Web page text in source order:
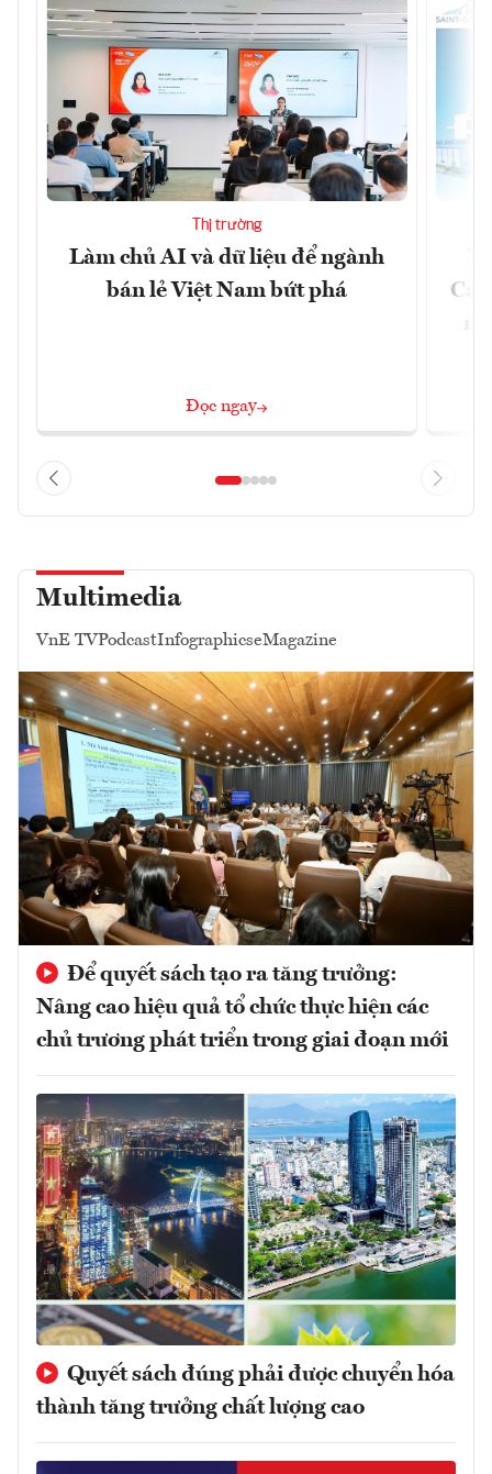
Thị trường
Làm chủ AI và dữ liệu để ngành
bán lẻ Việt Nam bứt phá
Đọc ngay
Multimedia
VnE TVPodcastInfographicseMagazine
Để quyết sách tạo ra tăng trưởng:
Nâng cao hiệu quả tổ chức thực hiện các
chủ trương phát triển trong giai đoạn mới
Quyết sách đúng phải được chuyển hóa
thành tăng trưởng chất lượng cao